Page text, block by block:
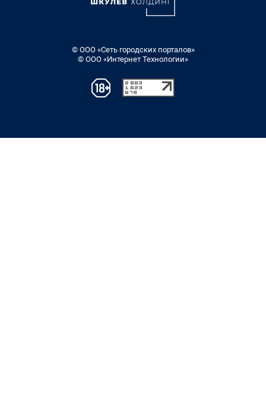
© ООО «Сеть городских порталов»
© ООО «Интернет Технологии»